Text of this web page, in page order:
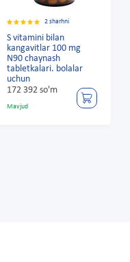
2 sharhni
S vitamini bilan
kangavitlar 100 mg
N90 chaynash
tabletkalari. bolalar
uchun
172 392 so'm
Mavjud